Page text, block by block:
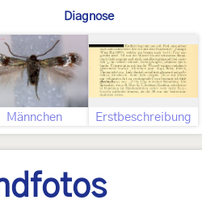
Diagnose
Männchen Erstbeschreibung